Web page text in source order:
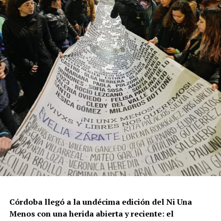
Por Francisco Pandolfi
Córdoba llegó a la undécima edición del Ni Una
Menos con una herida abierta y reciente: el